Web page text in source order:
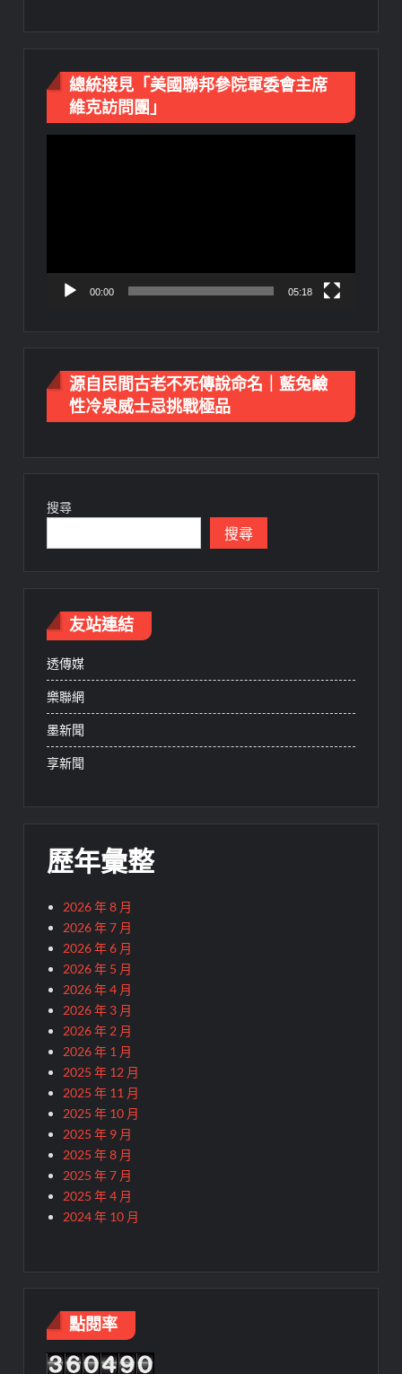
總統接見「美國聯邦參院軍委會主席
維克訪問團」
00:00 05:18
源自民間古老不死傳說命名｜藍兔鹼
性冷泉威士忌挑戰極品
搜尋
搜尋
友站連結
透傳媒
樂聯網
墨新聞
享新聞
歷年彙整
2026 年 8 月
2026 年 7 月
2026 年 6 月
2026 年 5 月
2026 年 4 月
2026 年 3 月
2026 年 2 月
2026 年 1 月
2025 年 12 月
2025 年 11 月
2025 年 10 月
2025 年 9 月
2025 年 8 月
2025 年 7 月
2025 年 4 月
2024 年 10 月
點閱率